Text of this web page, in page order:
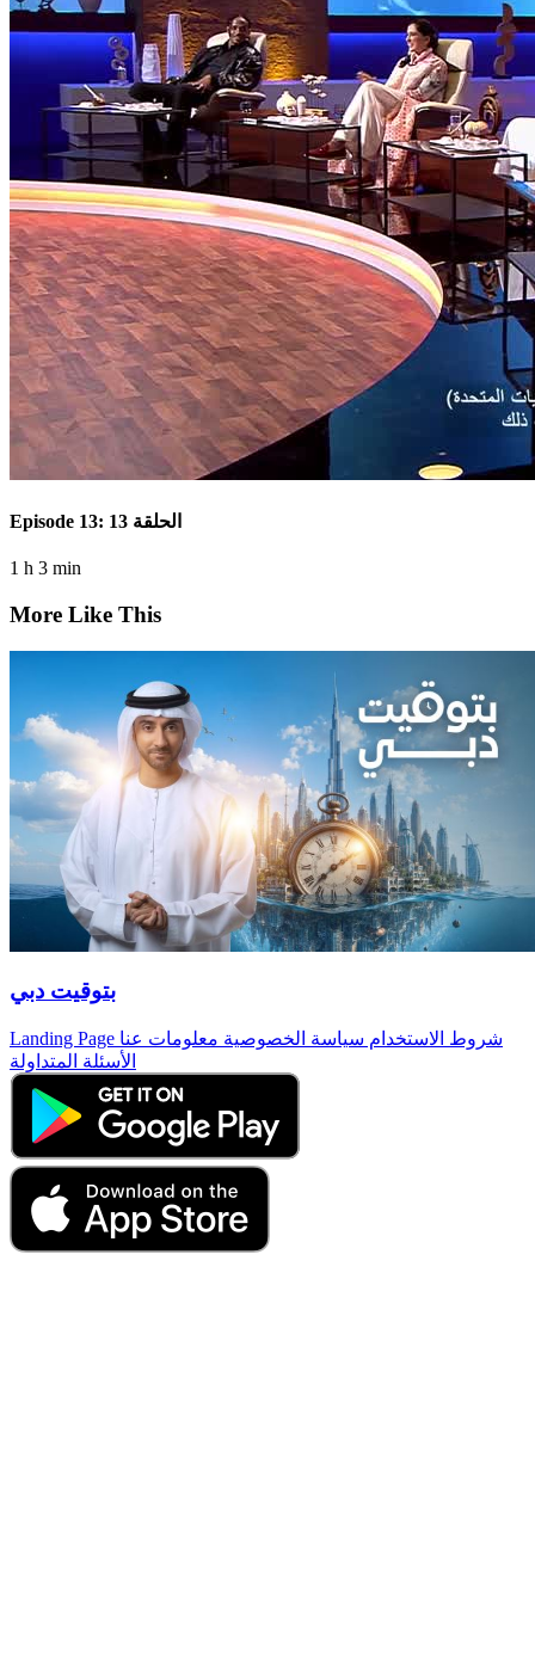
Episode 13: الحلقة 13
1 h 3 min
More Like This
بتوقيت دبي
Landing Page شروط الاستخدام سياسة الخصوصية معلومات عنا
الأسئلة المتداولة